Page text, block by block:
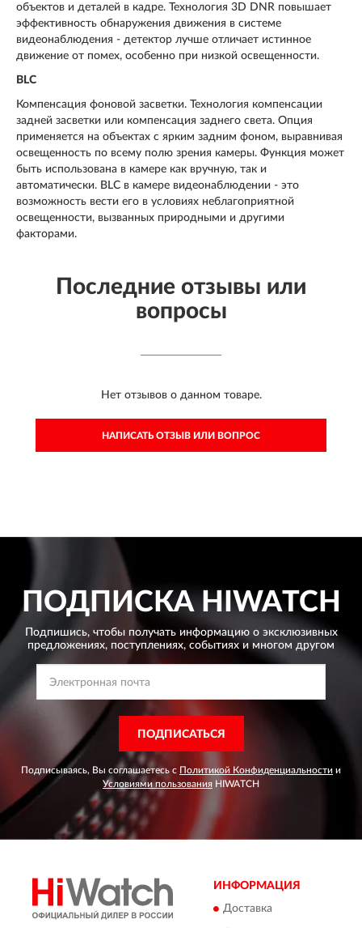
объектов и деталей в кадре. Технология 3D DNR повышает
эффективность обнаружения движения в системе
видеонаблюдения - детектор лучше отличает истинное
движение от помех, особенно при низкой освещенности.
BLC
Компенсация фоновой засветки. Технология компенсации
задней засветки или компенсация заднего света. Опция
применяется на объектах с ярким задним фоном, выравнивая
освещенность по всему полю зрения камеры. Функция может
быть использована в камере как вручную, так и
автоматически. BLC в камере видеонаблюдении - это
возможность вести его в условиях неблагоприятной
освещенности, вызванных природными и другими
факторами.
Последние отзывы или
вопросы
Нет отзывов о данном товаре.
НАПИСАТЬ ОТЗЫВ ИЛИ ВОПРОС
ПОДПИСКАHIWATCH
Подпишись, чтобы получать информацию о эксклюзивных
предложениях, поступлениях, событиях и многом другом
ПОДПИСАТЬСЯ
Подписываясь, Вы соглашаетесь с Политикой Конфиденциальности и
Условиями пользования HIWATCH
ИНФОРМАЦИЯ
Доставка